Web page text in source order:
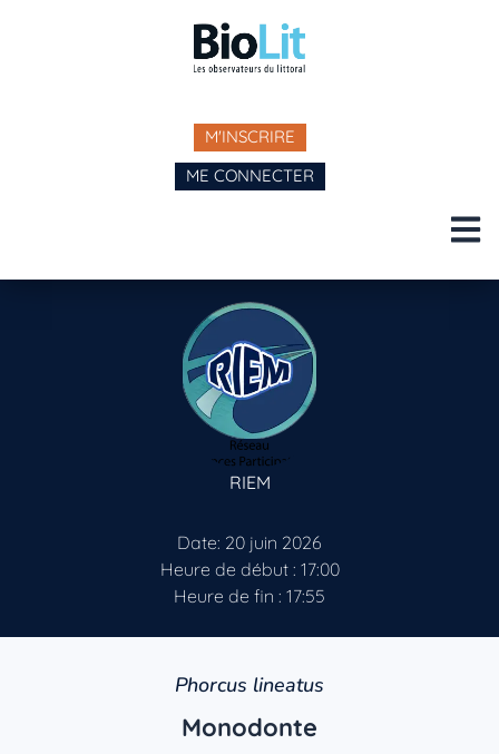
M'INSCRIRE
ME CONNECTER
RIEM
Date: 20 juin 2026
Heure de début : 17:00
Heure de fin : 17:55
Phorcus lineatus
Monodonte